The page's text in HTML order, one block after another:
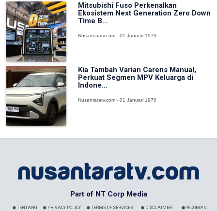
Mitsubishi Fuso Perkenalkan
Ekosistem Next Generation Zero Down
Time B...
Nusantaratv.com - 01 Januari 1970
Kia Tambah Varian Carens Manual,
Perkuat Segmen MPV Keluarga di
Indone...
Nusantaratv.com - 01 Januari 1970
Part of NT Corp Media
TENTANG PRIVACY POLICY TERMS OF SERVICES DISCLAIMER PEDOMAN